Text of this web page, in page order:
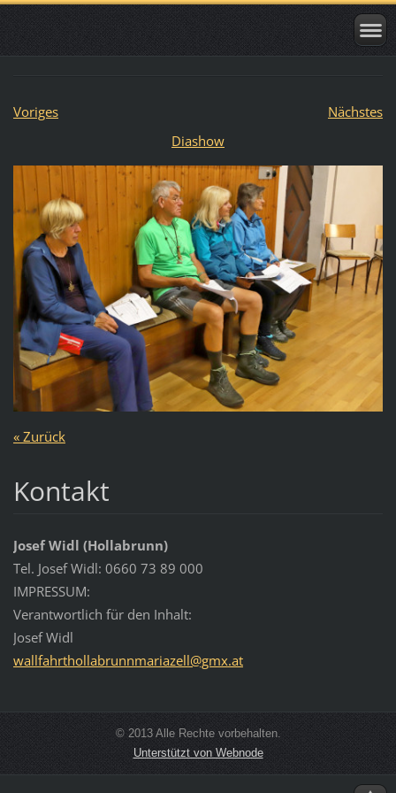
Voriges
Nächstes
Diashow
« Zurück
Kontakt
Josef Widl (Hollabrunn)
Tel. Josef Widl: 0660 73 89 000
IMPRESSUM:
Verantwortlich für den Inhalt:
Josef Widl
wallfahrthollabrunnmariazell@gmx.at
© 2013 Alle Rechte vorbehalten.
Unterstützt von Webnode